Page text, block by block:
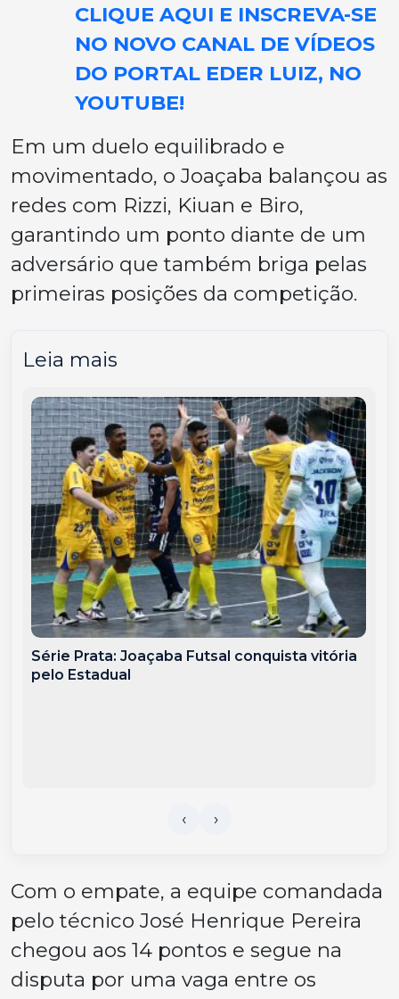
CLIQUE AQUI E INSCREVA-SE
NO NOVO CANAL DE VÍDEOS
DO PORTAL EDER LUIZ, NO
YOUTUBE!
Em um duelo equilibrado e
movimentado, o Joaçaba balançou as
redes com Rizzi, Kiuan e Biro,
garantindo um ponto diante de um
adversário que também briga pelas
primeiras posições da competição.
Leia mais
Série Prata: Joaçaba Futsal conquista vitória
pelo Estadual
Com o empate, a equipe comandada
pelo técnico José Henrique Pereira
chegou aos 14 pontos e segue na
disputa por uma vaga entre os